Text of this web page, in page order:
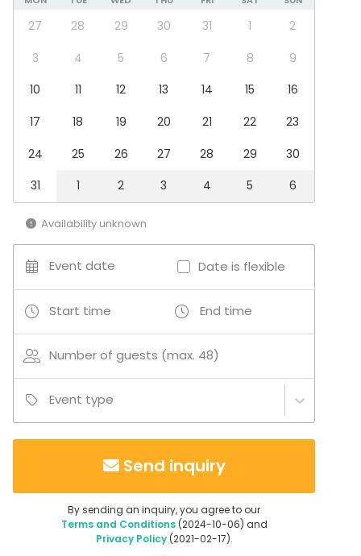
Board room
Conference center
27 28 29 30 31 1
2
3
4 5 6 7 8
9
10
11 12 13 14 15
16
17
18 19 20 21 22
23
24
25 26 27 28 29
30
31
1 2 3 4 5 6
Availability unknown
Event date Date is flexible
Start time End time
Number of guests (max. 48)
Event type
Send inquiry
By sending an inquiry, you agree to our
Terms and Conditions(2024-10-06) and
Privacy Policy(2021-02-17).